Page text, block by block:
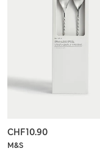
M&S
CHF10.90